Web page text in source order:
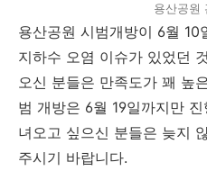
용산공원
용산공원 시범개방이 6월 10
지하수 오염 이슈가 있었던
오신 분들은 만족도가 꽤 높
범 개방은 6월 19일까지만
녀오고 싶으신 분들은 늦지
주시기 바랍니다.